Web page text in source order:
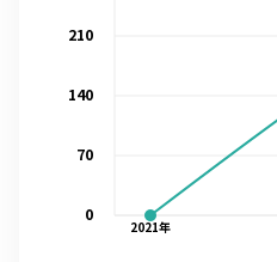
2021年
0
70
140
210